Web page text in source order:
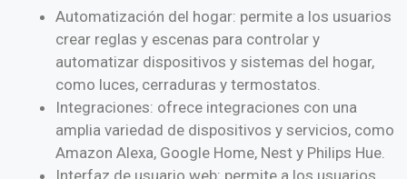
Automatización del hogar: permite a los usuarios
crear reglas y escenas para controlar y
automatizar dispositivos y sistemas del hogar,
como luces, cerraduras y termostatos.
Integraciones: ofrece integraciones con una
amplia variedad de dispositivos y servicios, como
Amazon Alexa, Google Home, Nest y Philips Hue.